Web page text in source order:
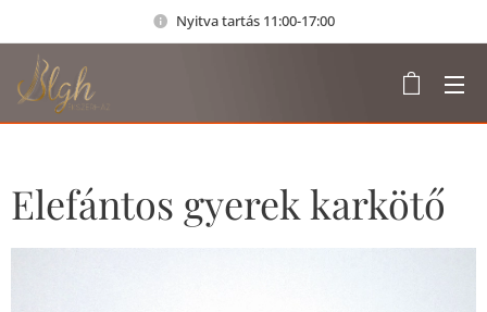
Nyitva tartás 11:00-17:00
Elefántos gyerek karkötő